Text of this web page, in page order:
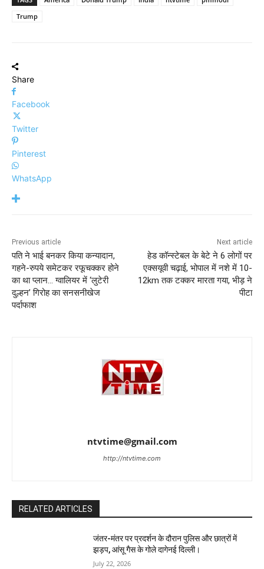
Trump
Share
Facebook
Twitter
Pinterest
WhatsApp
Previous article
पति ने भाई बनकर किया कन्यादान,
गहने-रुपये समेटकर रफूचक्कर होने
का था प्लान… ग्वालियर में ‘लुटेरी
दुल्हन’ गिरोह का सनसनीखेज
पर्दाफाश
Next article
हेड कॉन्स्टेबल के बेटे ने 6 लोगों पर
एक्सयूवी चढ़ाई, भोपाल में नशे में 10-
12km तक टक्कर मारता गया, भीड़ ने
पीटा
ntvtime@gmail.com
http://ntvtime.com
RELATED ARTICLES
जंतर-मंतर पर प्रदर्शन के दौरान पुलिस और छात्रों में
झड़प, आंसू गैस के गोले दागेनई दिल्ली।
July 22, 2026